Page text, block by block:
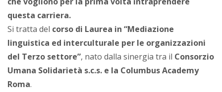
questa carriera.
Si tratta del corso di Laurea in “Mediazione
linguistica ed interculturale per le organizzazioni
del Terzo settore”, nato dalla sinergia tra il Consorzio
Umana Solidarietà s.c.s. e la Columbus Academy
Roma.